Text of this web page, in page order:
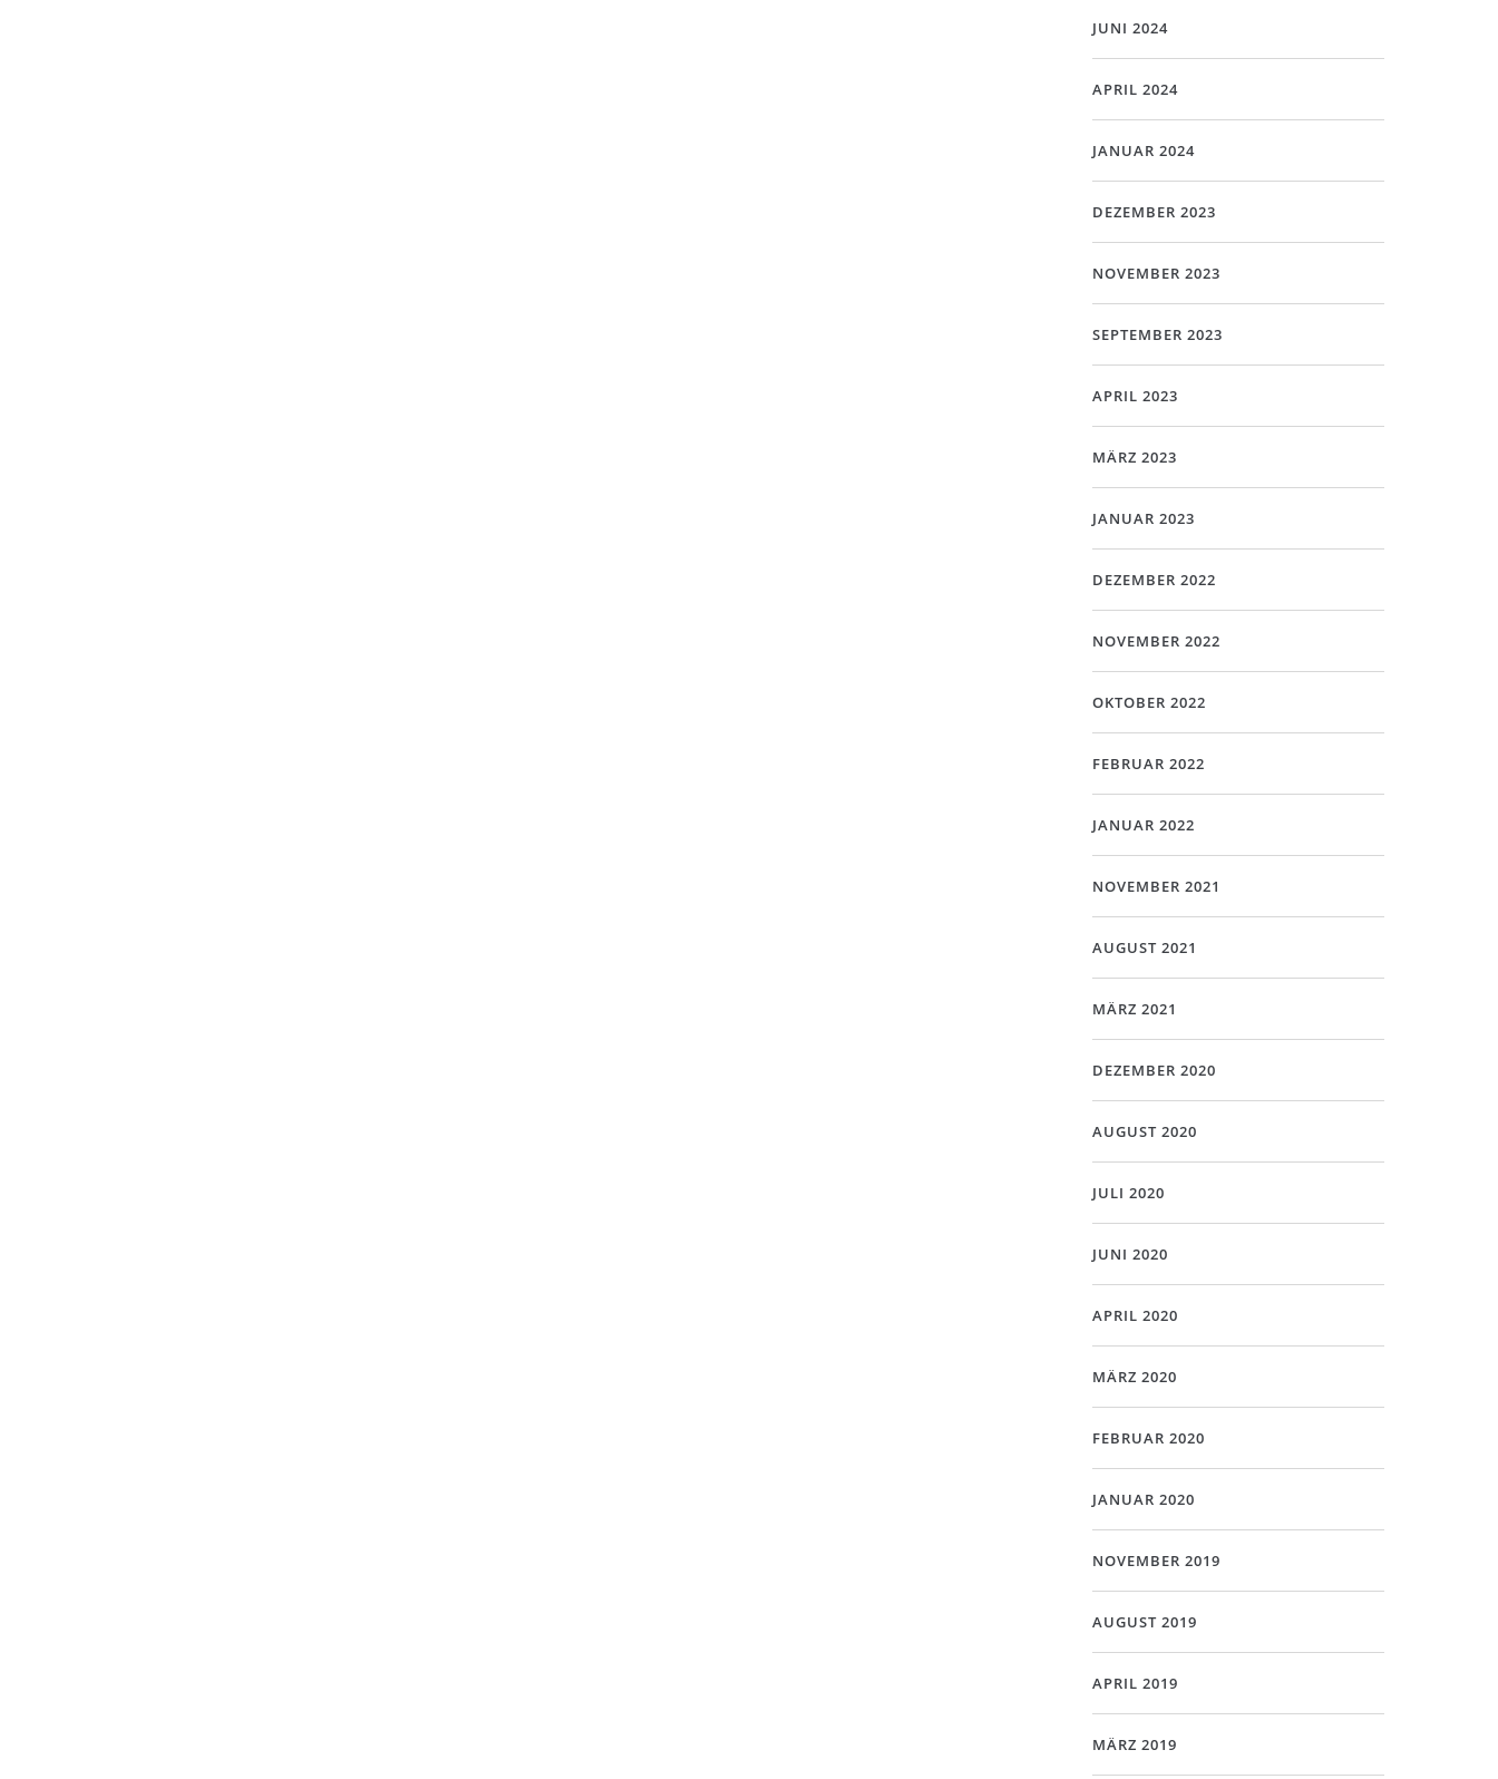
JUNI 2024
APRIL 2024
JANUAR 2024
DEZEMBER 2023
NOVEMBER 2023
SEPTEMBER 2023
APRIL 2023
MÄRZ 2023
JANUAR 2023
DEZEMBER 2022
NOVEMBER 2022
OKTOBER 2022
FEBRUAR 2022
JANUAR 2022
NOVEMBER 2021
AUGUST 2021
MÄRZ 2021
DEZEMBER 2020
AUGUST 2020
JULI 2020
JUNI 2020
APRIL 2020
MÄRZ 2020
FEBRUAR 2020
JANUAR 2020
NOVEMBER 2019
AUGUST 2019
APRIL 2019
MÄRZ 2019